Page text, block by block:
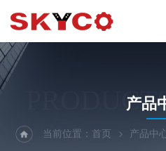
产品
当前位置：首页 产品中